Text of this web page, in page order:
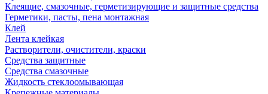
Клеящие, смазочные, герметизирующие и защитные средства
Герметики, пасты, пена монтажная
Клей
Лента клейкая
Растворители, очистители, краски
Средства защитные
Средства смазочные
Жидкость стеклоомывающая